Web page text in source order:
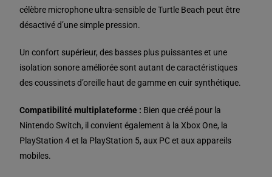
célèbre microphone ultra-sensible de Turtle Beach peut être
désactivé d’une simple pression.
Un confort supérieur, des basses plus puissantes et une
isolation sonore améliorée sont autant de caractéristiques
des coussinets d’oreille haut de gamme en cuir synthétique.
Compatibilité multiplateforme : Bien que créé pour la
Nintendo Switch, il convient également à la Xbox One, la
PlayStation 4 et la PlayStation 5, aux PC et aux appareils
mobiles.